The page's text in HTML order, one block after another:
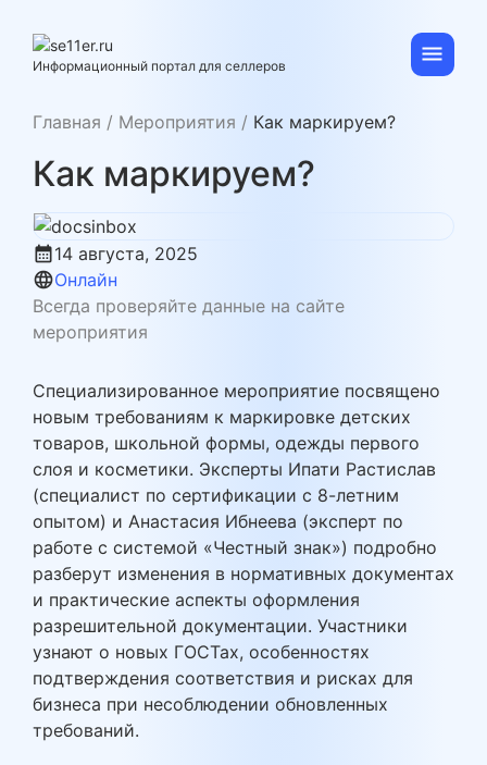
contentse11er.ru
Информационный портал для селлеров
Главная / Мероприятия / Как маркируем?
Как маркируем?
calendar_month14 августа, 2025
languageОнлайн
Всегда проверяйте данные на сайте
мероприятия
Специализированное мероприятие посвящено
новым требованиям к маркировке детских
товаров, школьной формы, одежды первого
слоя и косметики. Эксперты Ипати Растислав
(специалист по сертификации с 8-летним
опытом) и Анастасия Ибнеева (эксперт по
работе с системой «Честный знак») подробно
разберут изменения в нормативных документах
и практические аспекты оформления
разрешительной документации. Участники
узнают о новых ГОСТах, особенностях
подтверждения соответствия и рисках для
бизнеса при несоблюдении обновленных
требований.